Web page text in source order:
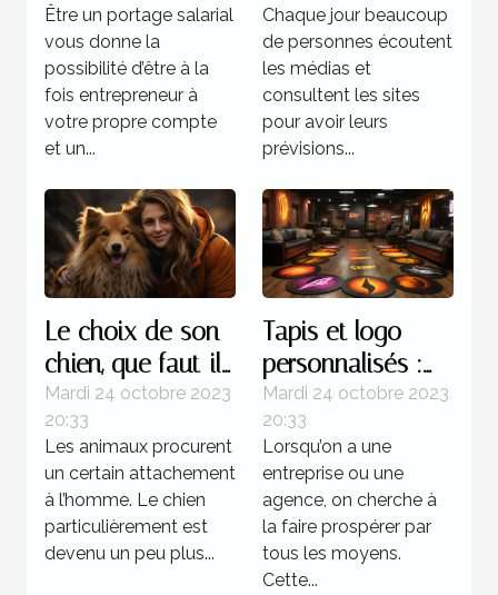
Être un portage salarial
vous donne la
possibilité d’être à la
fois entrepreneur à
votre propre compte
et un...
Chaque jour beaucoup
de personnes écoutent
les médias et
consultent les sites
pour avoir leurs
prévisions...
Le choix de son
chien, que faut-il
savoir ?
Mardi 24 octobre 2023
20:33
Les animaux procurent
un certain attachement
à l’homme. Le chien
particulièrement est
devenu un peu plus...
Tapis et logo
personnalisés :
parlons-en !
Mardi 24 octobre 2023
20:33
Lorsqu’on a une
entreprise ou une
agence, on cherche à
la faire prospérer par
tous les moyens.
Cette...